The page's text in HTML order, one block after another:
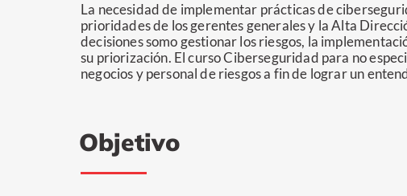
La necesidad de implementar prácticas de
prioridades de los gerentes generales y la Alta
decisiones somo gestionar los riesgos, la
su priorización. El curso Ciberseguridad para no
negocios y personal de riesgos a fin de lograr un
Objetivo